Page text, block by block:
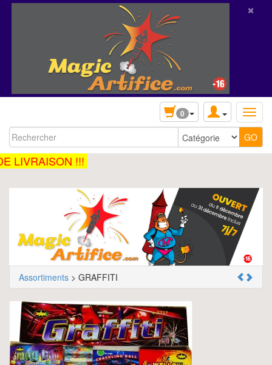
×
0
LIVRAISON !!!
Assortiments > GRAFFITI